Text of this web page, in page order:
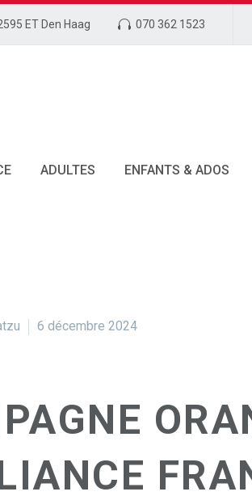
ET Den Haag 070 362 1523
ADULTES ENFANTS & ADOS
6 décembre 2024